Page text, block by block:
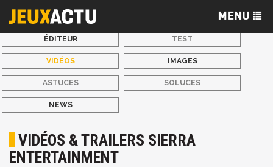
ÉDITEUR TEST
VIDÉOS IMAGES
ASTUCES SOLUCES
NEWS
VIDÉOS & TRAILERS SIERRA
ENTERTAINMENT